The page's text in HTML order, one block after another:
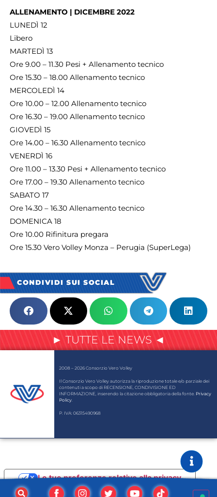
ALLENAMENTO | DICEMBRE 2022
LUNEDÌ 12
Libero
MARTEDÌ 13
Ore 9.00 – 11.30 Pesi + Allenamento tecnico
Ore 15.30 – 18.00 Allenamento tecnico
MERCOLEDÌ 14
Ore 10.00 – 12.00 Allenamento tecnico
Ore 16.30 – 19.00 Allenamento tecnico
GIOVEDÌ 15
Ore 14.00 – 16.30 Allenamento tecnico
VENERDÌ 16
Ore 11.00 – 13.30 Pesi + Allenamento tecnico
Ore 17.00 – 19.30 Allenamento tecnico
SABATO 17
Ore 14.30 – 16.30 Allenamento tecnico
DOMENICA 18
Ore 10.00 Rifinitura pregara
Ore 15.30 Vero Volley Monza – Perugia (SuperLega)
CONDIVIDI SUI SOCIAL
► TUTTE LE NEWS ◄
2008 – 2026 Consorzio Vero Volley
Il Consorzio Vero Volley autorizza la riproduzione totale e/o parziale dei
contenuti a scopo di RECENSIONE, CONDIVISIONE ED
INFORMAZIONE, inserendo la citazione obbligatoria della fonte. Privacy
Policy
P. IVA: 06315490968
Informativa sulla raccolta
Le tue preferenze relative alla privacy